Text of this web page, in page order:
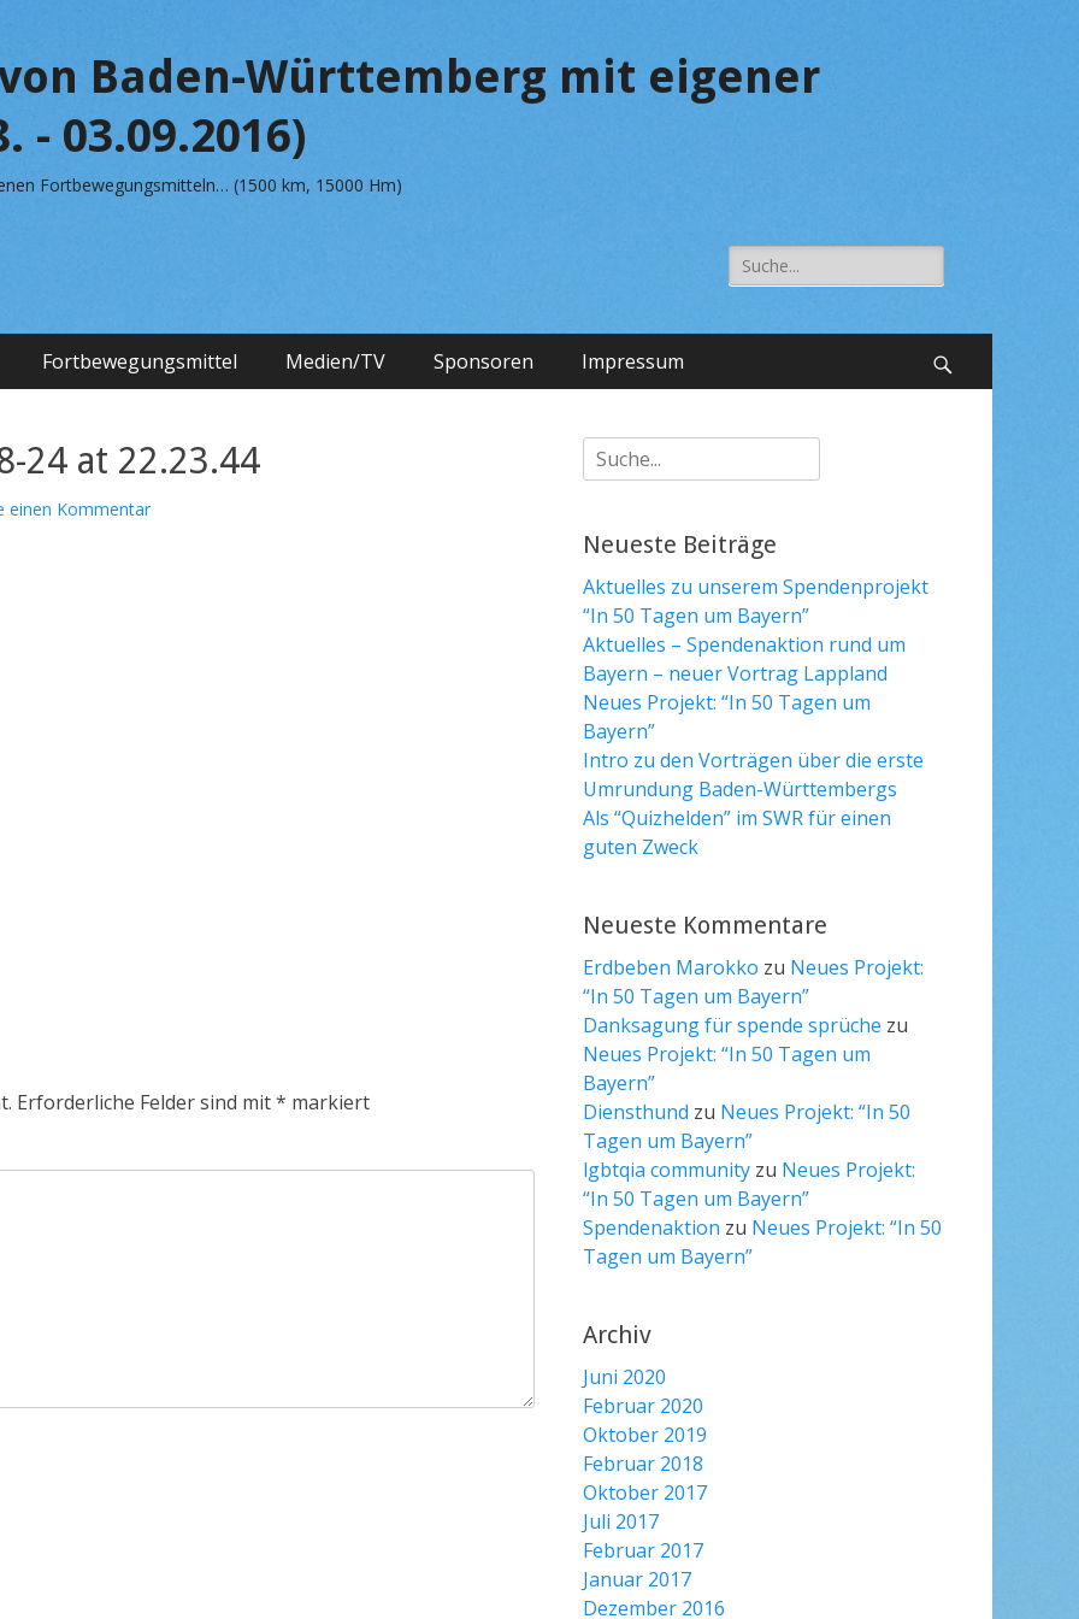
Baden-Württemberg mit eigener
- 03.09.2016)
Fortbewegungsmitteln… (1500 km, 15000 Hm)
Suche
nach:
Fortbewegungsmittel Medien/TV Sponsoren Impressum
24 at 22.23.44
einen Kommentar
Erforderliche Felder sind mit* markiert
Suche
nach:
Neueste Beiträge
Aktuelles zu unserem Spendenprojekt
“In 50 Tagen um Bayern”
Aktuelles – Spendenaktion rund um
Bayern – neuer Vortrag Lappland
Neues Projekt: “In 50 Tagen um
Bayern”
Intro zu den Vorträgen über die erste
Umrundung Baden-Württembergs
Als “Quizhelden” im SWR für einen
guten Zweck
Neueste Kommentare
Erdbeben Marokko zu Neues Projekt:
“In 50 Tagen um Bayern”
Danksagung für spende sprüche zu
Neues Projekt: “In 50 Tagen um
Bayern”
Diensthund zu Neues Projekt: “In 50
Tagen um Bayern”
lgbtqia community zu Neues Projekt:
“In 50 Tagen um Bayern”
Spendenaktion zu Neues Projekt: “In 50
Tagen um Bayern”
Archiv
Juni 2020
Februar 2020
Oktober 2019
Februar 2018
Oktober 2017
Juli 2017
Februar 2017
Januar 2017
Dezember 2016